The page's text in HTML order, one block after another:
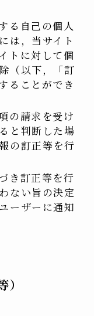
る自己の個人
は，当サイト
トに対して個
（以下，「訂
ることができ
の請求を受け
と判断した場
の訂正等を行
き訂正等を行
ない旨の決定
ーザーに通知